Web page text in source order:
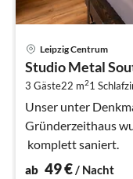
Leipzig Centrum
Studio Metal
3 Gäste22 m21
Unser unter
Gründerzeithaus
komplett saniert.
ab 49€/ Nacht